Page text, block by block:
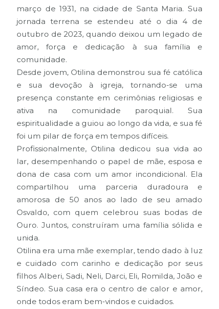
março de 1931, na cidade de Santa Maria. Sua
jornada terrena se estendeu até o dia 4 de
outubro de 2023, quando deixou um legado de
amor, força e dedicação à sua família e
comunidade.
Desde jovem, Otilina demonstrou sua fé católica
e sua devoção à igreja, tornando-se uma
presença constante em cerimônias religiosas e
ativa na comunidade paroquial. Sua
espiritualidade a guiou ao longo da vida, e sua fé
foi um pilar de força em tempos difíceis.
Profissionalmente, Otilina dedicou sua vida ao
lar, desempenhando o papel de mãe, esposa e
dona de casa com um amor incondicional. Ela
compartilhou uma parceria duradoura e
amorosa de 50 anos ao lado de seu amado
Osvaldo, com quem celebrou suas bodas de
Ouro. Juntos, construíram uma família sólida e
unida.
Otilina era uma mãe exemplar, tendo dado à luz
e cuidado com carinho e dedicação por seus
filhos Alberi, Sadi, Neli, Darci, Eli, Romilda, João e
Síndeo. Sua casa era o centro de calor e amor,
onde todos eram bem-vindos e cuidados.